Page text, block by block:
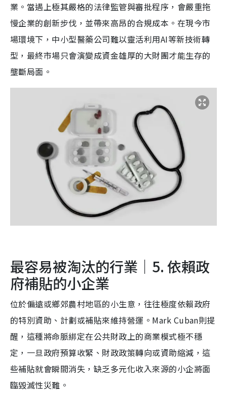
業。當遇上極其嚴格的法律監管與審批程序，會嚴重拖
慢企業的創新步伐，並帶來高昂的合規成本。在現今市
場環境下，中小型醫藥公司難以靈活利用AI等新技術轉
型，最終市場只會演變成資金雄厚的大財團才能生存的
壟斷局面。
最容易被淘汰的行業｜5. 依賴政
府補貼的小企業
位於偏遠或鄉郊農村地區的小生意，往往極度依賴政府
的特別資助、計劃或補貼來維持營運。Mark Cuban則提
醒，這種將命脈綁定在公共財政上的商業模式極不穩
定，一旦政府預算收緊、財政政策轉向或資助縮減，這
些補貼就會瞬間消失，缺乏多元化收入來源的小企將面
臨毀滅性災難。